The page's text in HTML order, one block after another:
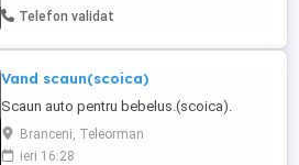
rezistenta, centuri de siguranta, airbag,
Telefon validat
Vand scaun(scoica)
Scaun auto pentru bebelus.(scoica).
Branceni, Teleorman
ieri 16:28